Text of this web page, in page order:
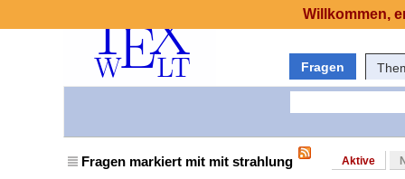
Fragen
Fragen markiert mit mit strahlung Aktive
Willkommen,